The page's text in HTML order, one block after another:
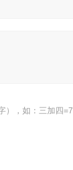
），如：三加四=7